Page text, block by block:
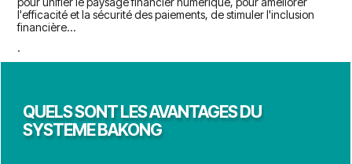
l'efficacité et la sécurité des paiements, de stimuler l'inclusion
financière...
.
QUELS SONT LES AVANTAGES DU
SYSTEME BAKONG